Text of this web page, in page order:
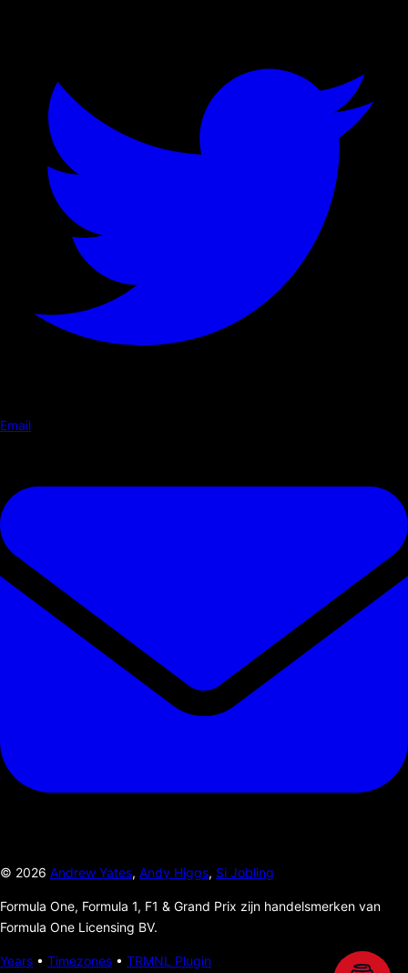
Email
© 2026 Andrew Yates, Andy Higgs, Si Jobling
Formula One, Formula 1, F1 & Grand Prix zijn handelsmerken van
Formula One Licensing BV.
Years • Timezones • TRMNL Plugin